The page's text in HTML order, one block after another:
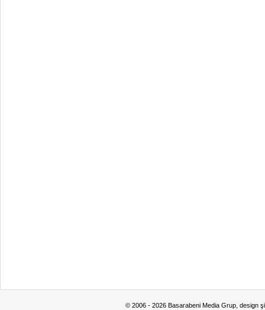
© 2006 - 2026 Basarabeni Media Grup, design